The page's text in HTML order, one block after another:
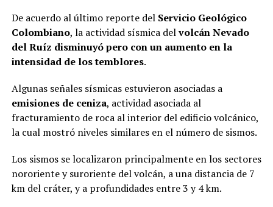
De acuerdo al último reporte del Servicio Geológico
Colombiano, la actividad sísmica delvolcán Nevado
del Ruíz disminuyó pero con un aumento en la
intensidad de los temblores.
Algunas señales sísmicas estuvieron asociadas a
emisiones de ceniza, actividad asociada al
fracturamiento de roca al interior del edificio volcánico,
la cual mostró niveles similares en el número de sismos.
Los sismos se localizaron principalmente en los sectores
nororiente y suroriente del volcán, a una distancia de 7
km del cráter, y a profundidades entre 3 y 4 km.